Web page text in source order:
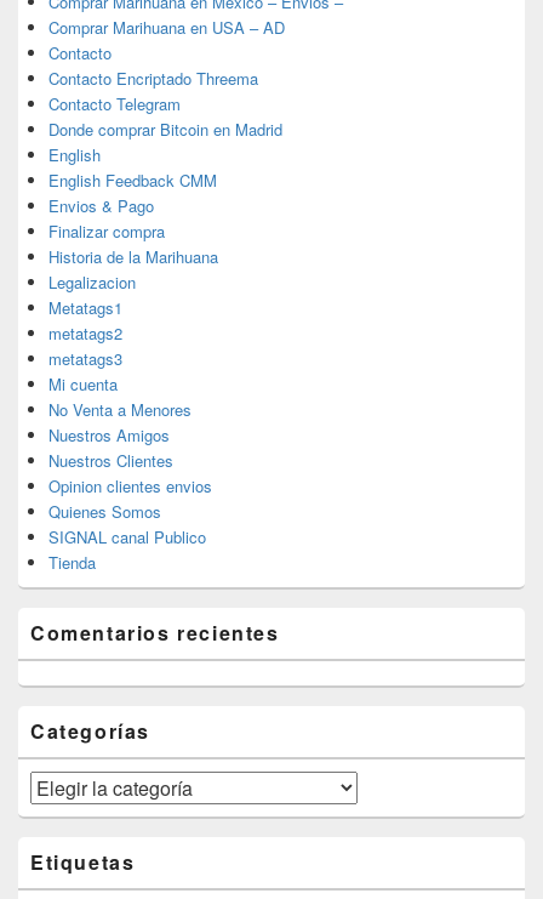
Comprar Marihuana en USA – AD
Contacto
Contacto Encriptado Threema
Contacto Telegram
Donde comprar Bitcoin en Madrid
English
English Feedback CMM
Envios & Pago
Finalizar compra
Historia de la Marihuana
Legalizacion
Metatags1
metatags2
metatags3
Mi cuenta
No Venta a Menores
Nuestros Amigos
Nuestros Clientes
Opinion clientes envios
Quienes Somos
SIGNAL canal Publico
Tienda
Comentarios recientes
Categorías
Categorías
Etiquetas